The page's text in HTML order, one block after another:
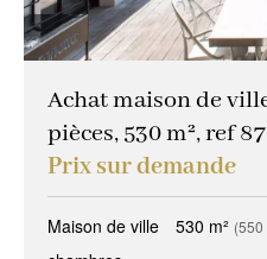
Achat maison de
pièces, 530 m², ref
Prix sur demande
Maison de ville 530 m² (550